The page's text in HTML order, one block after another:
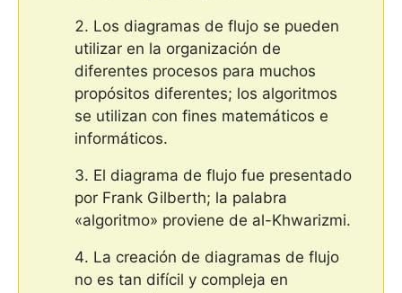
Los diagramas de flujo se pueden
utilizar en la organización de
diferentes procesos para muchos
propósitos diferentes; los algoritmos
se utilizan con fines matemáticos e
informáticos.
El diagrama de flujo fue presentado
por Frank Gilberth; la palabra
«algoritmo» proviene de al-Khwarizmi.
La creación de diagramas de flujo
no es tan difícil y compleja en